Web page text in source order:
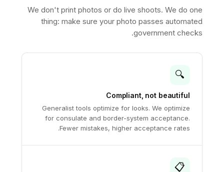
We don't print photos or do live shoots. We do one
thing: make sure your photo passes automated
government checks.
🔍
Compliant, not beautiful
Generalist tools optimize for looks. We optimize
for consulate and border-system acceptance.
Fewer mistakes, higher acceptance rates.
📋